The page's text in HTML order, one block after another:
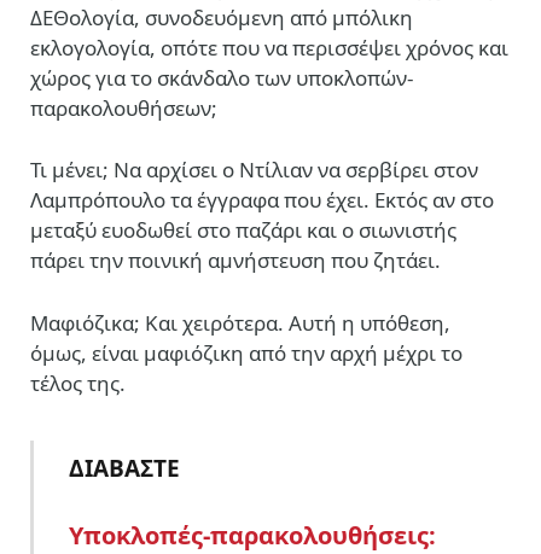
ΔΕΘολογία, συνοδευόμενη από μπόλικη
εκλογολογία, οπότε που να περισσέψει χρόνος και
χώρος για το σκάνδαλο των υποκλοπών-
παρακολουθήσεων;
Τι μένει; Να αρχίσει ο Ντίλιαν να σερβίρει στον
Λαμπρόπουλο τα έγγραφα που έχει. Εκτός αν στο
μεταξύ ευοδωθεί στο παζάρι και ο σιωνιστής
πάρει την ποινική αμνήστευση που ζητάει.
Μαφιόζικα; Και χειρότερα. Αυτή η υπόθεση,
όμως, είναι μαφιόζικη από την αρχή μέχρι το
τέλος της.
ΔΙΑΒΑΣΤΕ
Υποκλοπές-παρακολουθήσεις: